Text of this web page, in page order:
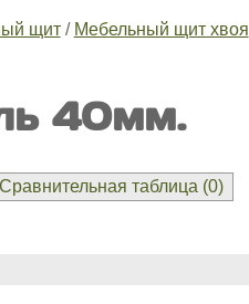
щит/ Мебельный щит хвоя
40мм.
Сравнительная таблица (0)